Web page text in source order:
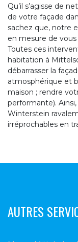
Qu’il s’agisse de
de votre façade
sachez que, notre
en mesure de
Toutes ces
habitation à
débarrasser la
atmosphérique et
maison ; rendre
performante).
Winterstein
irréprochables en
AUTRES